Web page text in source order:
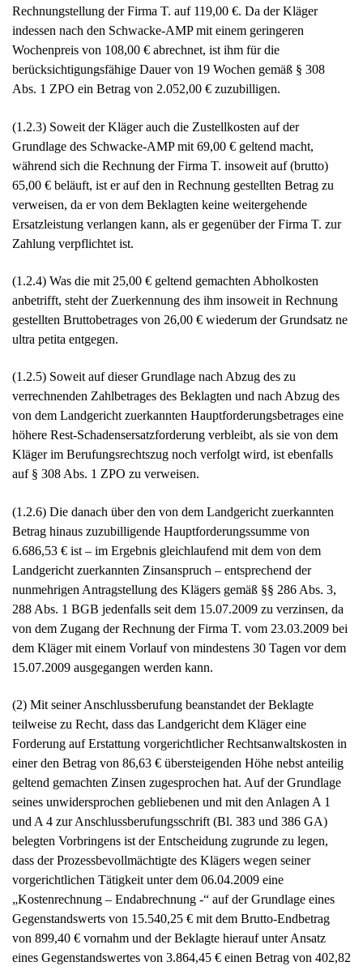
Rechnungstellung der Firma T. auf 119,00 €. Da der Kläger
indessen nach den Schwacke-AMP mit einem geringeren
Wochenpreis von 108,00 € abrechnet, ist ihm für die
berücksichtigungsfähige Dauer von 19 Wochen gemäß § 308
Abs. 1 ZPO ein Betrag von 2.052,00 € zuzubilligen.
(1.2.3) Soweit der Kläger auch die Zustellkosten auf der
Grundlage des Schwacke-AMP mit 69,00 € geltend macht,
während sich die Rechnung der Firma T. insoweit auf (brutto)
65,00 € beläuft, ist er auf den in Rechnung gestellten Betrag zu
verweisen, da er von dem Beklagten keine weitergehende
Ersatzleistung verlangen kann, als er gegenüber der Firma T. zur
Zahlung verpflichtet ist.
(1.2.4) Was die mit 25,00 € geltend gemachten Abholkosten
anbetrifft, steht der Zuerkennung des ihm insoweit in Rechnung
gestellten Bruttobetrages von 26,00 € wiederum der Grundsatz ne
ultra petita entgegen.
(1.2.5) Soweit auf dieser Grundlage nach Abzug des zu
verrechnenden Zahlbetrages des Beklagten und nach Abzug des
von dem Landgericht zuerkannten Hauptforderungsbetrages eine
höhere Rest-Schadensersatzforderung verbleibt, als sie von dem
Kläger im Berufungsrechtszug noch verfolgt wird, ist ebenfalls
auf § 308 Abs. 1 ZPO zu verweisen.
(1.2.6) Die danach über den von dem Landgericht zuerkannten
Betrag hinaus zuzubilligende Hauptforderungssumme von
6.686,53 € ist – im Ergebnis gleichlaufend mit dem von dem
Landgericht zuerkannten Zinsanspruch – entsprechend der
nunmehrigen Antragstellung des Klägers gemäß §§ 286 Abs. 3,
288 Abs. 1 BGB jedenfalls seit dem 15.07.2009 zu verzinsen, da
von dem Zugang der Rechnung der Firma T. vom 23.03.2009 bei
dem Kläger mit einem Vorlauf von mindestens 30 Tagen vor dem
15.07.2009 ausgegangen werden kann.
(2) Mit seiner Anschlussberufung beanstandet der Beklagte
teilweise zu Recht, dass das Landgericht dem Kläger eine
Forderung auf Erstattung vorgerichtlicher Rechtsanwaltskosten in
einer den Betrag von 86,63 € übersteigenden Höhe nebst anteilig
geltend gemachten Zinsen zugesprochen hat. Auf der Grundlage
seines unwidersprochen gebliebenen und mit den Anlagen A 1
und A 4 zur Anschlussberufungsschrift (Bl. 383 und 386 GA)
belegten Vorbringens ist der Entscheidung zugrunde zu legen,
dass der Prozessbevollmächtigte des Klägers wegen seiner
vorgerichtlichen Tätigkeit unter dem 06.04.2009 eine
„Kostenrechnung – Endabrechnung -“ auf der Grundlage eines
Gegenstandswerts von 15.540,25 € mit dem Brutto-Endbetrag
von 899,40 € vornahm und der Beklagte hierauf unter Ansatz
eines Gegenstandswertes von 3.864,45 € einen Betrag von 402,82